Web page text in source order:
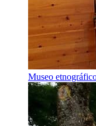
Museo